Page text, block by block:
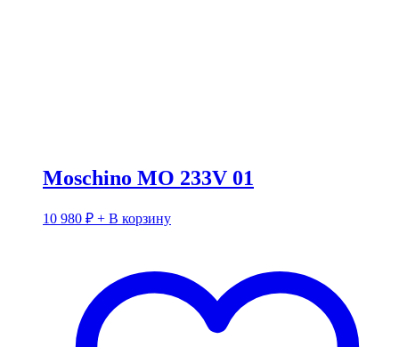
Moschino MO 233V 01
10 980 ₽ + В корзину